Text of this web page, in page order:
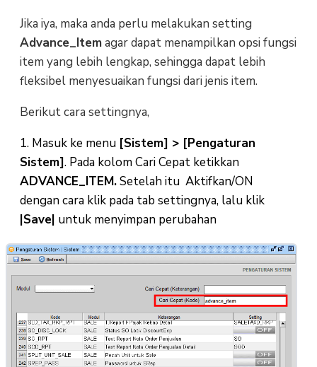
Jika iya, maka anda perlu melakukan setting
Advance_Itemagar dapat menampilkan opsi fungsi
item yang lebih lengkap, sehingga dapat lebih
fleksibel menyesuaikan fungsi dari jenis item.
Berikut cara settingnya,
1. Masuk ke menu [Sistem] > [Pengaturan
Sistem]. Pada kolom Cari Cepat ketikkan
ADVANCE_ITEM.Setelah itu Aktifkan/ON
dengan cara klik pada tab settingnya, lalu klik
|Save| untuk menyimpan perubahan